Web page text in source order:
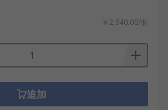
￥2,940.00/個
追加